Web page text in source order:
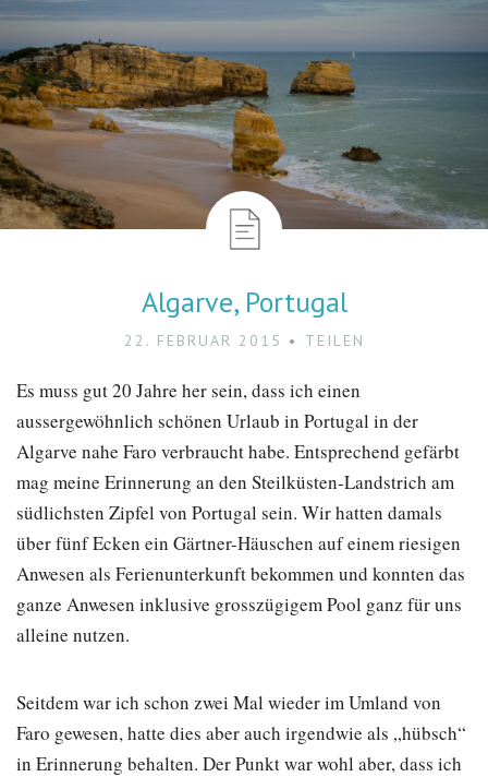
Algarve, Portugal
22. FEBRUAR 2015 TEILEN
Es muss gut 20 Jahre her sein, dass ich einen
aussergewöhnlich schönen Urlaub in Portugal in der
Algarve nahe Faro verbraucht habe. Entsprechend gefärbt
mag meine Erinnerung an den Steilküsten-Landstrich am
südlichsten Zipfel von Portugal sein. Wir hatten damals
über fünf Ecken ein Gärtner-Häuschen auf einem riesigen
Anwesen als Ferienunterkunft bekommen und konnten das
ganze Anwesen inklusive grosszügigem Pool ganz für uns
alleine nutzen.
Seitdem war ich schon zwei Mal wieder im Umland von
Faro gewesen, hatte dies aber auch irgendwie als „hübsch“
in Erinnerung behalten. Der Punkt war wohl aber, dass ich